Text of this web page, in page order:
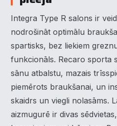
Integra Type R salons ir
nodrošināt optimālu
spartisks, bez liekiem
funkcionāls. Recaro sporta
sānu atbalstu, mazais
piemērots braukšanai, un
skaidrs un viegli nolasāms.
aizmugurē ir divas